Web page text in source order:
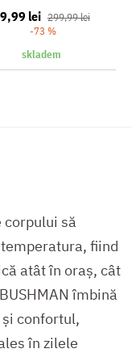
lei 299,99 lei
-73 %
skladem
să
fiind
atât în oraș, cât
îmbină
confortul,
în zilele